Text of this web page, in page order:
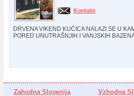
Kontakt
DRVENA VIKEND KUĆICA NALAZI SE U
PORED UNUTRAŠNJIH I VANJSKIH
Zahodna Slovenija Vzhodna